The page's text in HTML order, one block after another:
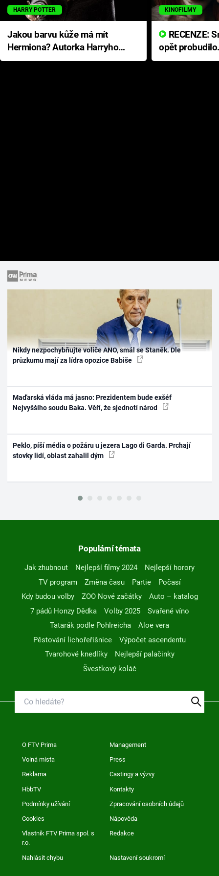
HARRY POTTER
Jakou barvu kůže má mít
Hermiona? Autorka Harryho
Pottera přišla s ráznou
KINOFILMY
opět
přichází s
Nikdy nezpochybňujte voliče ANO, smál se Staněk. Dle
průzkumu mají za lídra opozice Babiše
Maďarská vláda má jasno: Prezidentem bude exšéf
Nejvyššího soudu Baka. Věří, že sjednotí národ
Peklo, píší média o požáru u jezera Lago di Garda. Prchají
stovky lidí, oblast zahalil dým
Populární témata
Jak zhubnout Nejlepší filmy 2024
Nejlepší horory
TV program
Změna času Partie
Počasí
Kdy budou volby
ZOO Nové začátky
Auto – katalog
7 pádů Honzy Dědka
Volby 2025
Svařené víno
Tatarák podle Pohlreicha
Aloe vera
Pěstování lichořeřišnice
Výpočet ascendentu
Tvarohové knedlíky
Nejlepší palačinky
Švestkový koláč
O FTV Prima Management
Volná místa Press
Reklama Castingy a výzvy
HbbTV Kontakty
Podmínky užívání Zpracování osobních údajů
Cookies Nápověda
Vlastník FTV Prima spol. s
r.o.
Redakce
Nahlásit chybu Nastavení soukromí